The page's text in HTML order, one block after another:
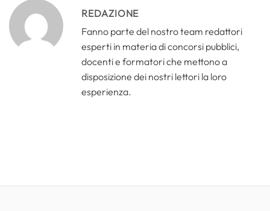
REDAZIONE
Fanno parte del nostro team redattori
esperti in materia di concorsi pubblici,
docenti e formatori che mettono a
disposizione dei nostri lettori la loro
esperienza.